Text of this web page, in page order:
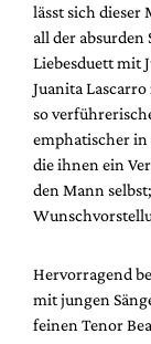
lässt sich dieser
all der
Liebesduett mit
Juanita
so
emphatischer in
die ihnen ein
den Mann
Hervorragend
mit jungen
feinen Tenor